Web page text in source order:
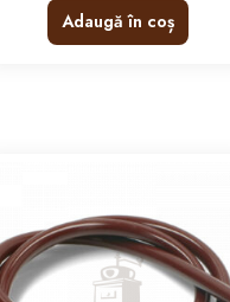
Adaugă în coș